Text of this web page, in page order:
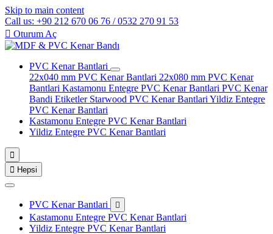
Skip to main content
Call us: +90 212 670 06 76 / 0532 270 91 53
 Oturum Aç
PVC Kenar Bantlari
22x040 mm PVC Kenar Bantlari 22x080 mm PVC Kenar
Bantlari Kastamonu Entegre PVC Kenar Bantlari PVC Kenar
Bandi Etiketler Starwood PVC Kenar Bantlari Yildiz Entegre
PVC Kenar Bantlari
Kastamonu Entegre PVC Kenar Bantlari
Yildiz Entegre PVC Kenar Bantlari

 Hepsi
PVC Kenar Bantlari 
Kastamonu Entegre PVC Kenar Bantlari
Yildiz Entegre PVC Kenar Bantlari